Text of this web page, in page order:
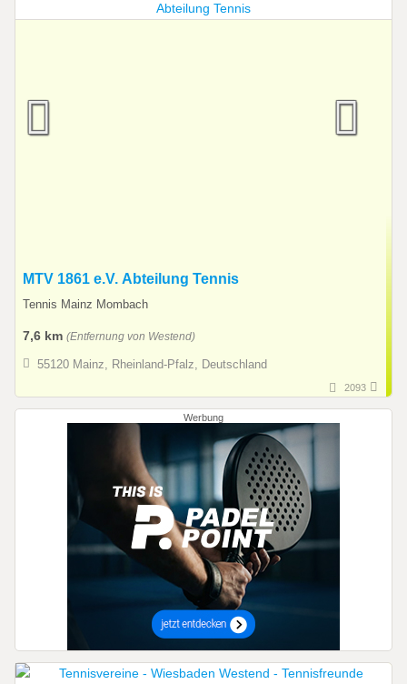
MTV 1861 e.V. Abteilung Tennis
Tennis Mainz Mombach
7,6 km (Entfernung von Westend)
55120 Mainz, Rheinland-Pfalz, Deutschland
2093
Werbung